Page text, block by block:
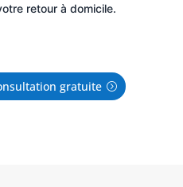
retour à domicile.
gratuite